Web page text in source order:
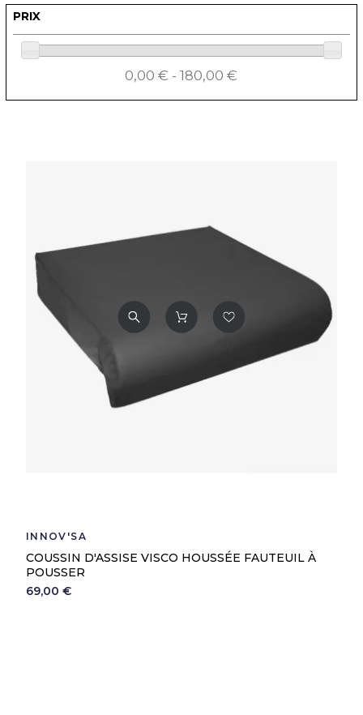
PRIX
0,00 € - 180,00 €
INNOV'SA
COUSSIN D'ASSISE VISCO HOUSSÉE FAUTEUIL À
POUSSER
69,00 €